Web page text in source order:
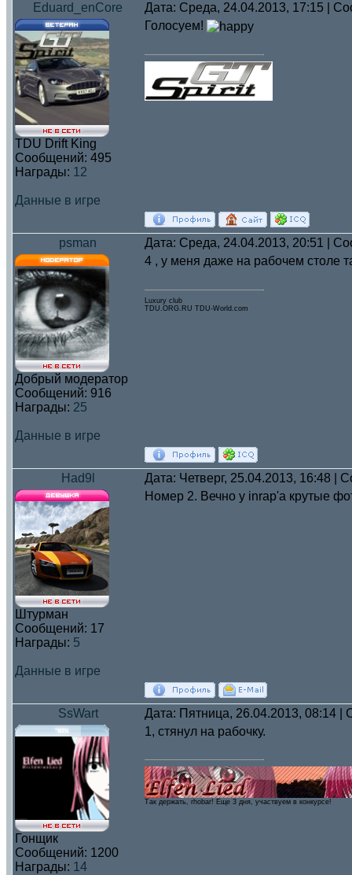
Eduard_enCore Дата: Среда, 24.04.2013, 17:15 |
TDU Drift King
Сообщений: 495
Награды: 12
Данные в игре
Голосуем!
psman Дата: Среда, 24.04.2013, 20:51 |
Добрый модератор
Сообщений: 916
Награды: 25
Данные в игре
4 , у меня даже на рабочем столе
Luxury club
TDU.ORG.RU TDU-World.com
Had9l Дата: Четверг, 25.04.2013, 16:48 |
Штурман
Сообщений: 17
Награды: 5
Данные в игре
Номер 2. Вечно у inrap'a крутые
SsWart Дата: Пятница, 26.04.2013, 08:14
Гонщик
Сообщений: 1200
Награды: 14
1, стянул на рабочку.
Так держать, rhobar! Eще 3 дня, участвуем в конкурсе!